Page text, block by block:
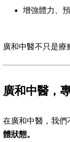
增強體力、
廣和中醫不只是療
廣和中醫，
在廣和中醫，我們
體狀態。